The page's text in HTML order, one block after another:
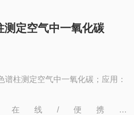
测定空气中一氧化碳
谱柱测定空气中一氧化碳；应用：
在线/便携，